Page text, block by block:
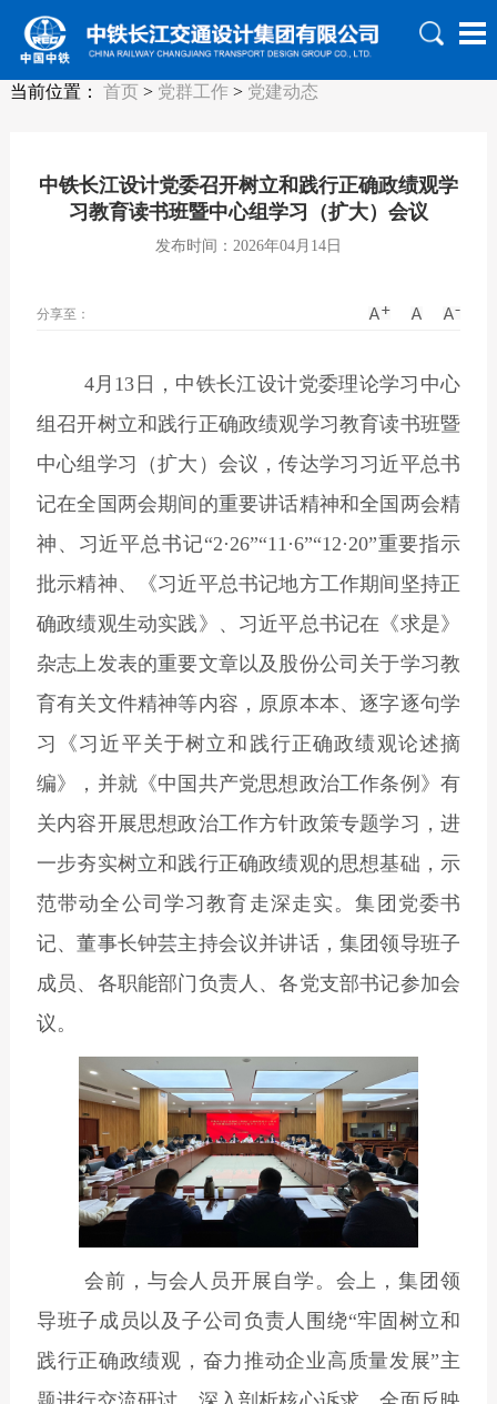
当前位置： 首页> 党群工作> 党建动态
中铁长江设计党委召开树立和践行正确政绩观学
习教育读书班暨中心组学习（扩大）会议
发布时间：2026年04月14日
分享至：
4月13日，中铁长江设计党委理论学习中心
组召开树立和践行正确政绩观学习教育读书班暨
中心组学习（扩大）会议，传达学习习近平总书
记在全国两会期间的重要讲话精神和全国两会精
神、习近平总书记“2·26”“11·6”“12·20”重要指示
批示精神、《习近平总书记地方工作期间坚持正
确政绩观生动实践》、习近平总书记在《求是》
杂志上发表的重要文章以及股份公司关于学习教
育有关文件精神等内容，原原本本、逐字逐句学
习《习近平关于树立和践行正确政绩观论述摘
编》，并就《中国共产党思想政治工作条例》有
关内容开展思想政治工作方针政策专题学习，进
一步夯实树立和践行正确政绩观的思想基础，示
范带动全公司学习教育走深走实。集团党委书
记、董事长钟芸主持会议并讲话，集团领导班子
成员、各职能部门负责人、各党支部书记参加会
议。
会前，与会人员开展自学。会上，集团领
导班子成员以及子公司负责人围绕“牢固树立和
践行正确政绩观，奋力推动企业高质量发展”主